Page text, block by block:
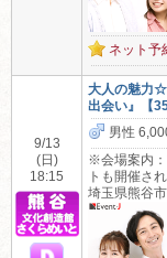
ネット
9/13
(日)
18:15
大人の魅力
出会い』【
男性
※会場案内：
トも開催さ
埼玉県熊谷